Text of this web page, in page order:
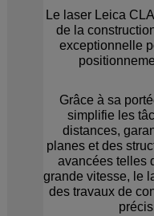
Le laser Leica
de la
exceptionnelle
Grâce à sa
simplifie les
distances,
planes et des
avancées telles
grande vitesse, le
des travaux de